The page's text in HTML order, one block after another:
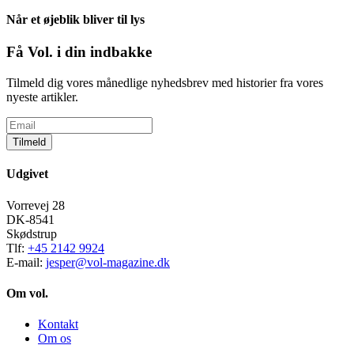
Når et øjeblik bliver til lys
Få Vol. i din indbakke
Tilmeld dig vores månedlige nyhedsbrev med historier fra vores
nyeste artikler.
Tilmeld
Udgivet
Vorrevej 28
DK-8541
Skødstrup
Tlf: +45 2142 9924
E-mail: jesper@vol-magazine.dk
Om vol.
Kontakt
Om os